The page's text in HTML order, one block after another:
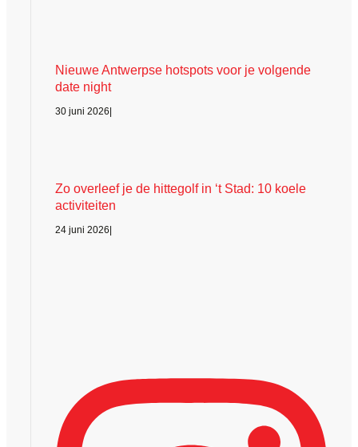
Nieuwe Antwerpse hotspots voor je volgende
date night
30 juni 2026
Zo overleef je de hittegolf in ‘t Stad: 10 koele
activiteiten
24 juni 2026